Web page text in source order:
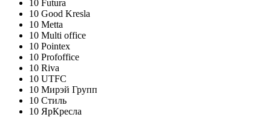
10 Futura
10 Good Kresla
10 Metta
10 Multi office
10 Pointex
10 Profoffice
10 Riva
10 UTFC
10 Мирэй Групп
10 Стиль
10 ЯрКресла